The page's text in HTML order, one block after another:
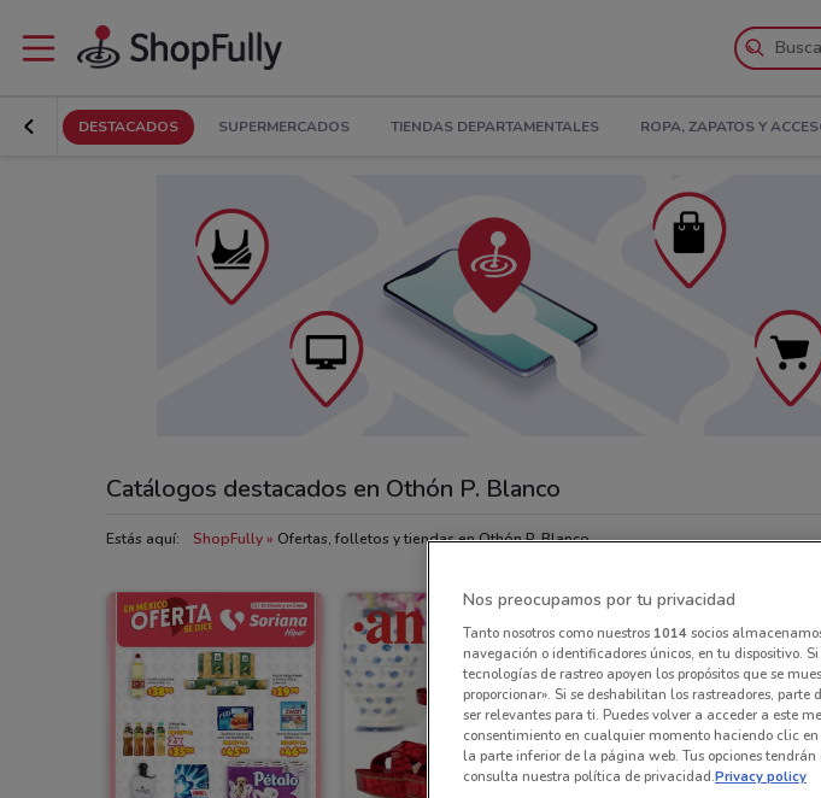
DESTACADOS SUPERMERCADOS TIENDAS DEPARTAMENTALES ROPA, ZAPATOS Y
Catálogos destacados en Othón P. Blanco
Estás aquí: ShopFully Ofertas, folletos y tiendas en Othón P. Blanco
Nos preocupamos por tu privacidad
Tanto nosotros como nuestros 1014socios
navegación o identificadores únicos, en tu dispositivo.
tecnologías de rastreo apoyen los propósitos que se
proporcionar». Si se deshabilitan los rastreadores,
ser relevantes para ti. Puedes volver a acceder a este
consentimiento en cualquier momento haciendo clic en
la parte inferior de la página web. Tus opciones
consulta nuestra política de privacidad.Privacy policy